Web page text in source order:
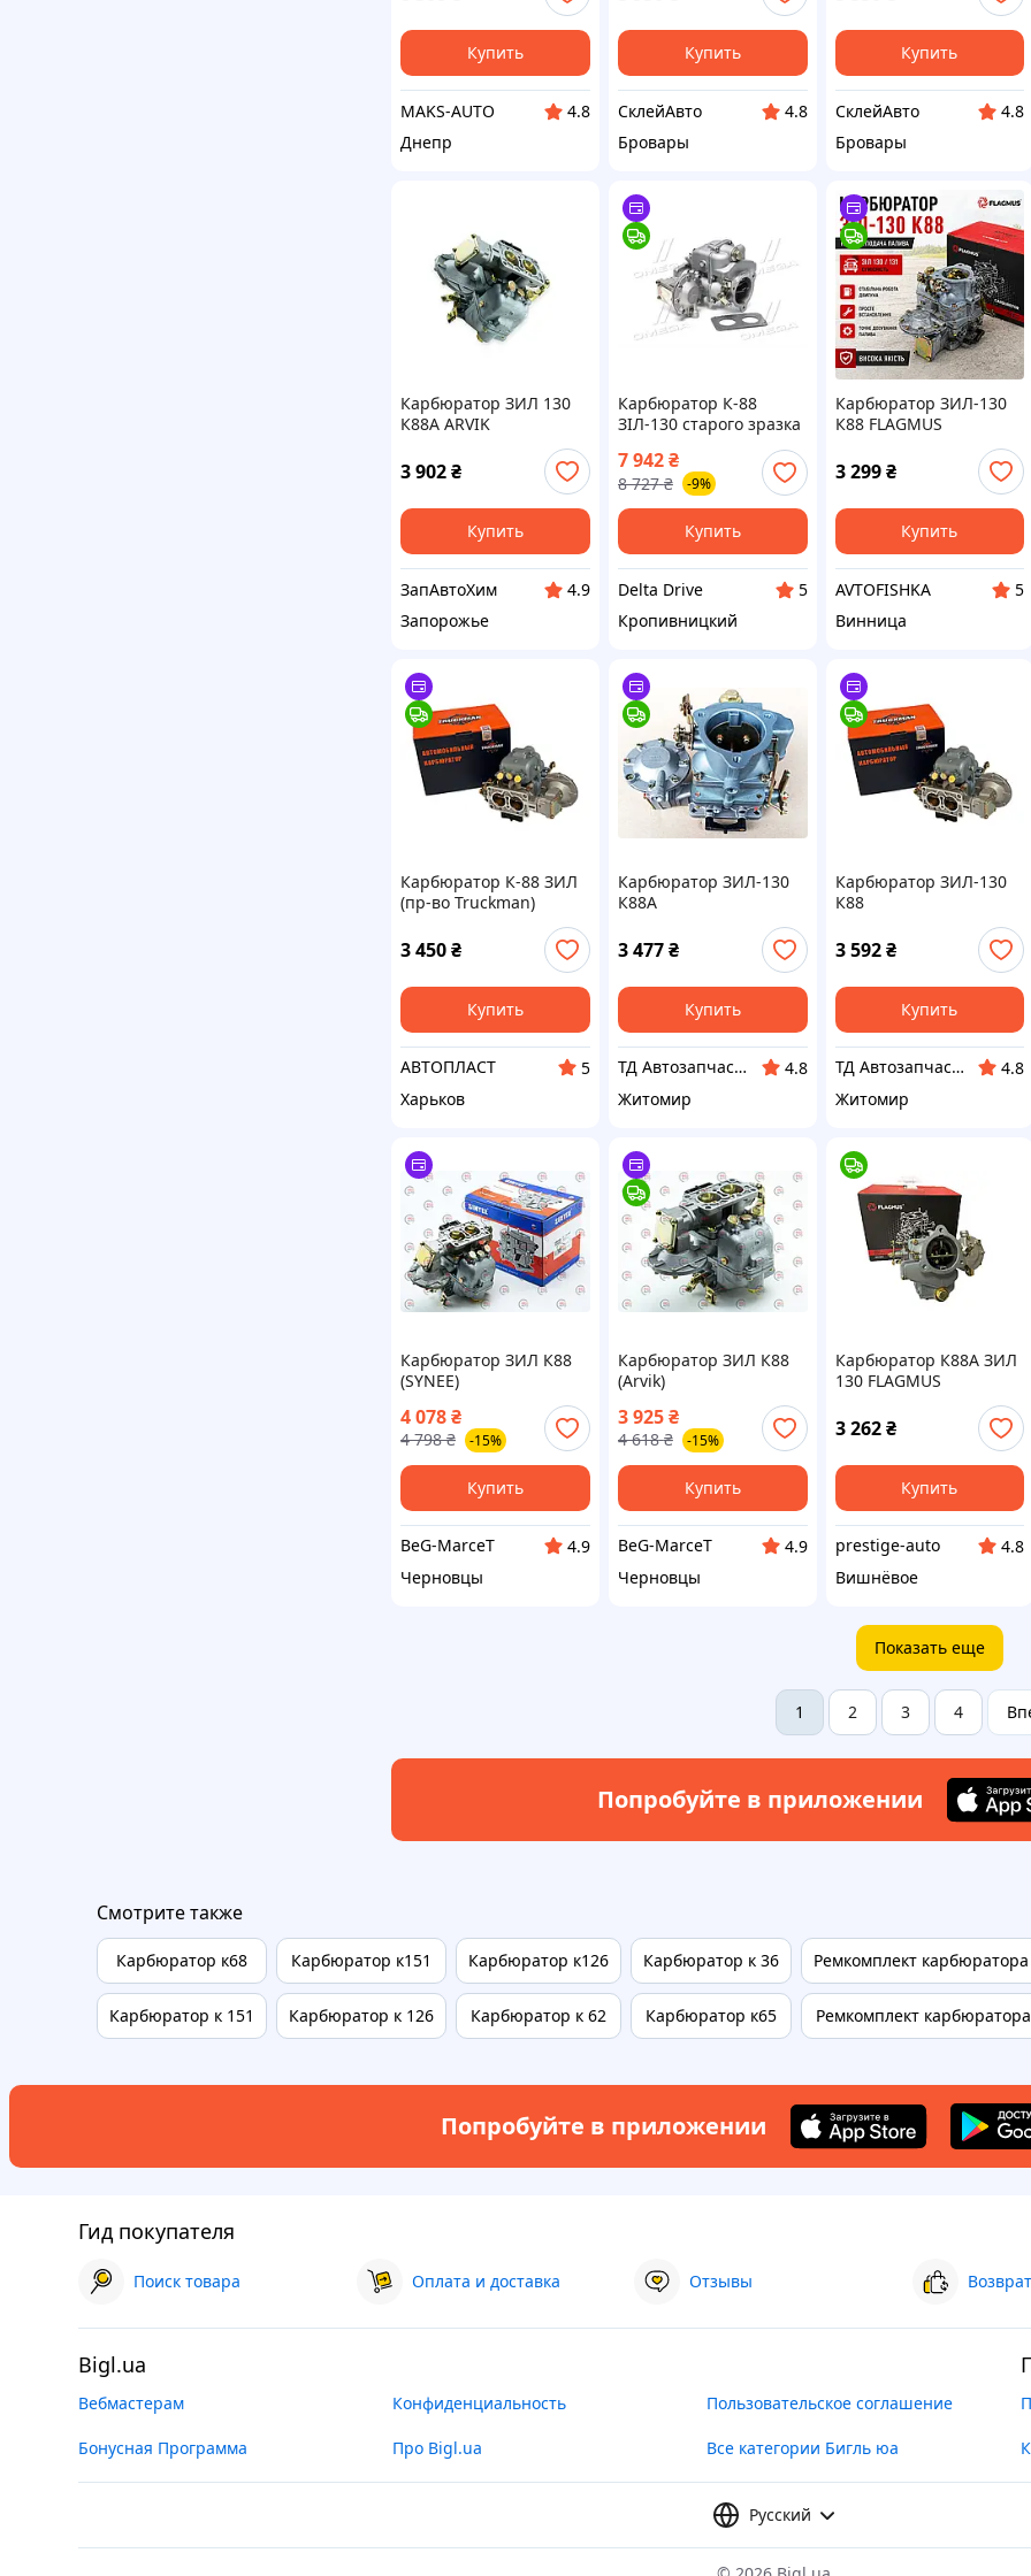
Купить
MAKS-AUTO
4.8
Днепр
Купить
СклейАвто
4.8
Бровары
Купить
СклейАвто
4.8
Бровары
Карбюратор ЗИЛ 130
К88А ARVIK
3 902₴
Купить
ЗапАвтоХим
4.9
Запорожье
Карбюратор К-88
ЗІЛ-130 старого зразка
(DETALKA),К88-1107010
7 942₴
8 727 ₴ -9%
Купить
Delta Drive
5
Кропивницкий
Карбюратор ЗИЛ-130
К88 FLAGMUS
3 299 ₴
Купить
AVTOFISHKA
5
Винница
Карбюратор К-88 ЗИЛ
(пр-во Truckman)
3 450₴
Купить
АВТОПЛАСТ
5
Харьков
Карбюратор ЗИЛ-130
К88А
3 477₴
Купить
ТД Автозапчасть
4.8
Житомир
Карбюратор ЗИЛ-130
К88
3 592 ₴
Купить
ТД Автозапчасть
4.8
Житомир
Карбюратор ЗИЛ К88
(SYNEE)
4 078₴
4 798 ₴ -15%
Купить
BeG-MarceT
4.9
Черновцы
Карбюратор ЗИЛ К88
(Arvik)
3 925₴
4 618 ₴ -15%
Купить
BeG-MarceT
4.9
Черновцы
Карбюратор К88А ЗИЛ
130 FLAGMUS
3 262 ₴
Купить
prestige-auto
4.8
Вишнёвое
Показать еще
1 2 3 4
Попробуйте в приложении
Смотрите также
Карбюратор к68
Карбюратор к 151
Карбюратор к151
Карбюратор к 126
Карбюратор к126
Карбюратор к 62
Карбюратор к 36
Карбюратор к65
Ремкомплект карбюратора
Ремкомплект
Попробуйте в приложении
Гид покупателя
Поиск товара Оплата и доставка Отзывы
Bigl.ua
Вебмастерам Конфиденциальность Пользовательское соглашение
Бонусная Программа Про Bigl.ua Все категории Бигль юа
Русский